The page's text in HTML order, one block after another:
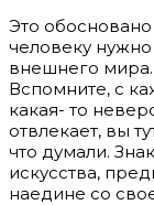
Это
человеку нужно
внешнего мира.
Вспомните, с
какая- то
отвлекает, вы
что думали.
искусства,
наедине со